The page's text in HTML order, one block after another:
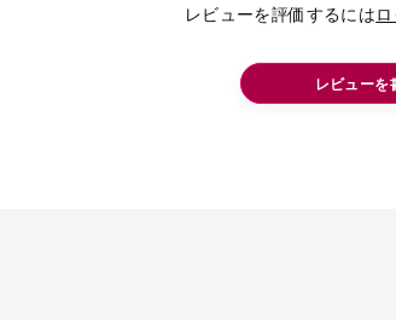
レビューを評価するには
レビューを